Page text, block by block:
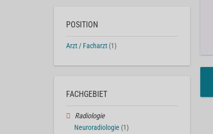
POSITION
Arzt / Facharzt (1)
FACHGEBIET
Radiologie
Neuroradiologie (1)